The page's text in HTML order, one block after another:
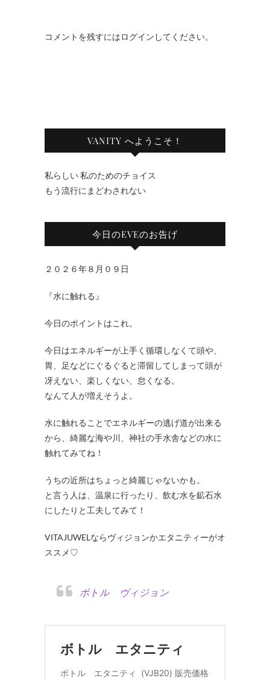
コメントを残すにはログインしてください。
VANITY へようこそ！
私らしい 私のためのチョイス
もう流行にまどわされない
今日のEVEのお告げ
２０２６年８月０９日
『水に触れる』
今日のポイントはこれ。
今日はエネルギーが上手く循環しなくて頭や、
胃、足などにぐるぐると滞留してしまって頭が
冴えない、楽しくない、怠くなる。
なんて人が増えそうよ。
水に触れることでエネルギーの逃げ道が出来る
から、綺麗な海や川、神社の手水舎などの水に
触れてみてね！
うちの近所はちょっと綺麗じゃないかも。
と言う人は、温泉に行ったり、飲む水を鉱石水
にしたりと工夫してみて！
VITAJUWELならヴィジョンかエタニティーがオ
ススメ♡
ボトル ヴィジョン